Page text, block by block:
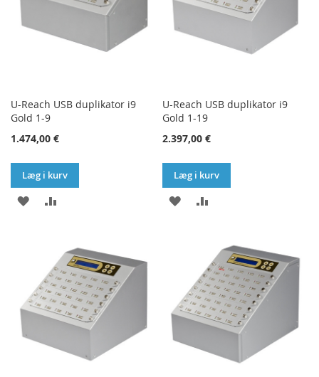
U-Reach USB duplikator i9
Gold 1-9
1.474,00 €
Læg i kurv
TILFØJ
LISTE
U-Reach USB duplikator i9
Gold 1-19
2.397,00 €
Læg i kurv
TILFØJ
LISTE